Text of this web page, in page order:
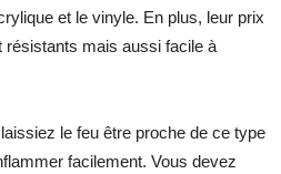
et le vinyle. En plus, leur prix
résistants mais aussi facile à
le feu être proche de ce type
facilement. Vous devez